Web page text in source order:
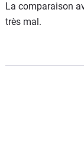
La comparaison
très mal.